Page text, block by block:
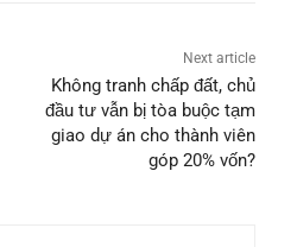
Next article
Không tranh chấp đất, chủ
đầu tư vẫn bị tòa buộc tạm
giao dự án cho thành viên
góp 20% vốn?